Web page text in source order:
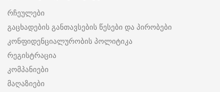
რჩეულები
გაცხადების განთავსების წესები და პირობები
კონფიდენციალურობის პოლიტიკა
რეგისტრაცია
კომპანიები
მაღაზიები